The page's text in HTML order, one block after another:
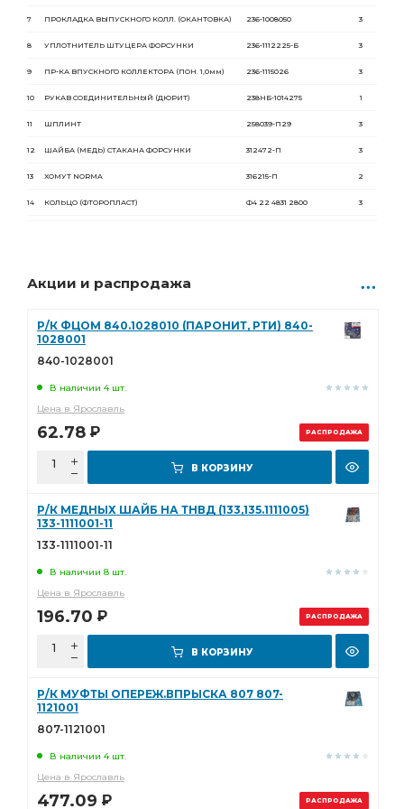
7 ПРОКЛАДКА ВЫПУСКНОГО КОЛЛ. (ОКАНТОВКА) 236-1008050 3
8 УПЛОТНИТЕЛЬ ШТУЦЕРА ФОРСУНКИ 236-1112225-Б 3
9 ПР-КА ВПУСКНОГО КОЛЛЕКТОРА (ПОН. 1,0мм) 236-1115026 3
10 РУКАВ СОЕДИНИТЕЛЬНЫЙ (ДЮРИТ) 238НБ-1014275 1
11 ШПЛИНТ 258039-П29 3
12 ШАЙБА (МЕДЬ) СТАКАНА ФОРСУНКИ 312472-П 3
13 ХОМУТ NORMA 316215-П 2
14 КОЛЬЦО (ФТОРОПЛАСТ) Ф4 22 4831 2800 3
Акции и распродажа
РАСПРОДАЖА
Р/К ФЦОМ 840.1028010 (ПАРОНИТ, РТИ) 840-
1028001
840-1028001
В наличии 4 шт.
Цена в Ярославль
62.78 Р
В КОРЗИНУ
РАСПРОДАЖА
Р/К МЕДНЫХ ШАЙБ НА ТНВД (133,135.1111005)
133-1111001-11
133-1111001-11
В наличии 8 шт.
Цена в Ярославль
196.70 Р
В КОРЗИНУ
РАСПРОДАЖА
Р/К МУФТЫ ОПЕРЕЖ.ВПРЫСКА 807 807-
1121001
807-1121001
В наличии 4 шт.
Цена в Ярославль
477.09 Р